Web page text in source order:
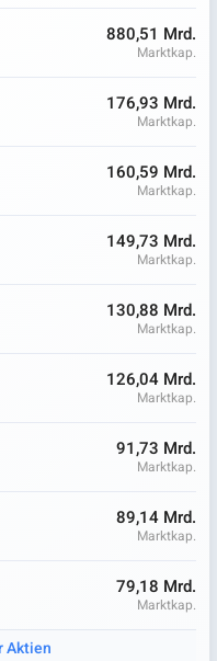
880,51 Mrd.
Marktkap.
176,93 Mrd.
Marktkap.
160,59 Mrd.
Marktkap.
149,73 Mrd.
Marktkap.
130,88 Mrd.
Marktkap.
126,04 Mrd.
Marktkap.
91,73 Mrd.
Marktkap.
89,14 Mrd.
Marktkap.
79,18 Mrd.
Marktkap.
Aktien